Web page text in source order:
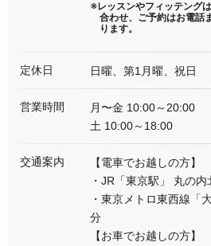
※レッスンやフィッテング
合わせ、ご予約はお電話
ります。
定休日 日曜、第1月曜、祝日
営業時間
月〜金 10:00～20:00
土 10:00～18:00
交通案内
【電車でお越しの方】
・JR「東京駅」 丸の
・東京メトロ東西線「
分
【お車でお越しの方】